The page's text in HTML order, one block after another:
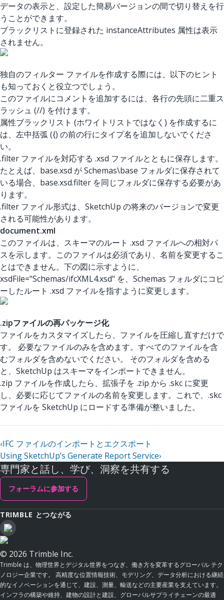
データの表示と、設定した簡易バージョンの間で切り替えを行
うことができます。
ブラックリストに登録された instanceAttributes 属性は表示
されません。
独自のフィルター ファイルを作成する際には、以下のヒント
も知っておくと役立つでしょう。
このファイルにコメントを追加するには、各行の先頭に二重ス
ラッシュ (//) を付けます。
属性ブラックリスト (ホワイトリストではなく) を作成するに
は、左中括弧 ({) の前の行にタイプ名を追加しないでくださ
い。
.filter ファイルを対応する .xsd ファイルとともに保存します。
たとえば、base.xsd が Schemas\base フォルダに保存されて
いる場合、base.xsd.filter を同じフォルダに保存する必要があ
ります。
.filter ファイル形式は、SketchUp の将来のバージョンで変更
される可能性があります。
document.xml
このファイルは、スキーマのルート .xsd ファイルへの相対パ
スを示します。このファイルは必須であり、名前を変更するこ
とはできません。下の図に示すように、
xsdFile="Schemas/ifcXML4.xsd" を、Schemas フォルダにコピ
ーしたルート .xsd ファイルを指すように変更します。
.zipファイルの再パッケージ化
ファイルをカスタマイズしたら、ファイルを圧縮し直すだけで
す。 必要なファイルのみを含めます。すべてのファイルを含
むフォルダを含めないでください。 そのフォルダを含める
と、SketchUp はスキーマをインポートできません。
.zip ファイルを作成したら、拡張子を .zip から .skc に変更
し、必要に応じてファイルの名前を変更します。これで、.skc
ファイルを SketchUp にロードする準備が整いました。
‹IFC ファイルのインポートとエクスポート
Using SketchUp’s Generate Report Service›
専門家と話し、学び、洞察を共有する
フォーラムに参加する
TRIMBLE とつながる
© 2026 Trimble Inc.
Trimble は、物理世界とデジタル世界をつなぎ、働き方を変革するグローバル テク
ノロジー企業です。 高精度な位置情報技術、モデリング、データ分析における継続
的なイノベーションを通じて、建設、測量、輸送などの主要産業を支えています。
インフラの構築や維持、建物の設計と建設、グローバルサプライチェーンの最適